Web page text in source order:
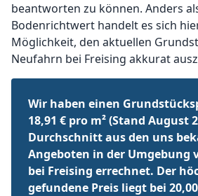
beantworten zu können. Anders
Bodenrichtwert handelt es sich
Möglichkeit, den aktuellen
Neufahrn bei Freising akkurat
Wir haben einen
18,91 € pro m² (Stand August
Durchschnitt aus den uns
Angeboten in der Umgebung
bei Freising errechnet. Der
gefundene Preis liegt bei